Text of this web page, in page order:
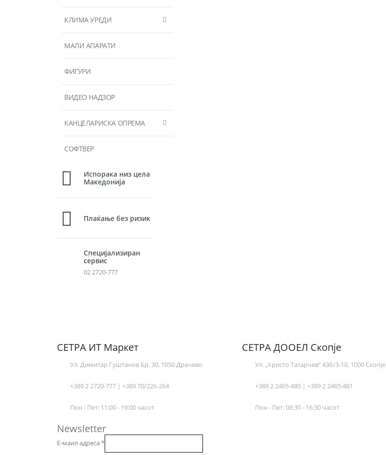
КЛИМА УРЕДИ
МАЛИ АПАРАТИ
ФИГУРИ
ВИДЕО НАДЗОР
КАНЦЕЛАРИСКА ОПРЕМА
СОФТВЕР
Испорака низ цела
Македонија
Плаќање без ризик
Специјализиран
сервис
02 2720-777
СЕТРА ИТ Маркет
Ул. Димитар Гуштанов Бр. 30, 1050 Драчево
+389 2 2720-777 | +389 70/226-264
Пон - Пет: 11:00 - 19:00 часот
Newsletter
Е-маил адреса*
СЕТРА ДООЕЛ Скопје
Ул. „Христо Татарчев“ 43б/3-10, 1000 Скопје
+389 2 2465-480 | +389 2 2465-481
Пон - Пет: 08:30 - 16:30 часот